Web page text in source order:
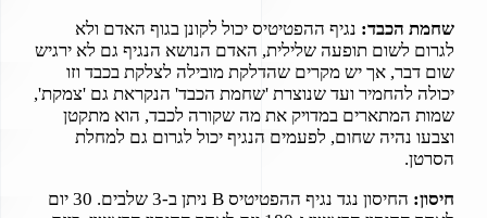
שחמת הכבד: נגיף ההפטיטיס יכול לקונן בגוף האדם ולא
לגרום לשום תופעה שלילית, האדם הנושא הנגיף גם לא ירגיש
שום דבר, אך יש מקרים שהדלקת מובילה לצלקת בכבד וזו
יכולה להחמיר ועד שנוצרת 'שחמת הכבד' הנקראת גם 'צמקת',
שמות המתארים במדויק את מה שקורה לכבד, הוא מתקטן
וצבעו נהיה שחום, לפעמים הנגיף יכול לגרום גם למחלת
הסרטן.
חיסון:
החיסון נגד נגיף ההפטיטיס B ניתן ב-3 שלבים. 30 יום